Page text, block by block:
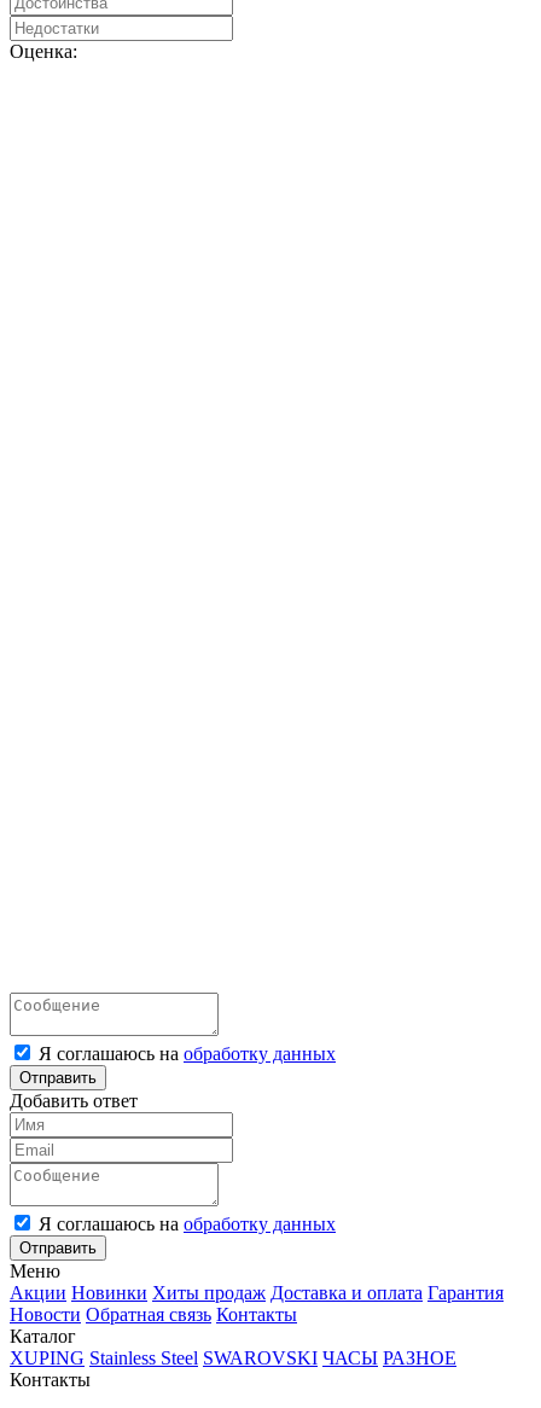
Оценка:
Я соглашаюсь на обработку данных
Отправить
Добавить ответ
Я соглашаюсь на обработку данных
Отправить
Меню
Акции Новинки Хиты продаж Доставка и оплата Гарантия
Новости Обратная связь Контакты
Каталог
XUPING Stainless Steel SWAROVSKI ЧАСЫ РАЗНОЕ
Контакты